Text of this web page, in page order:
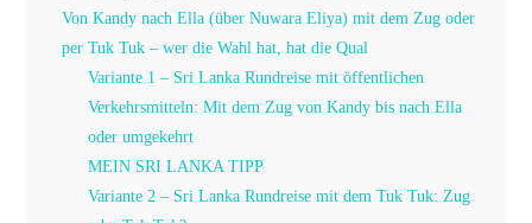
Von Kandy nach Ella (über Nuwara Eliya) mit dem Zug oder
per Tuk Tuk – wer die Wahl hat, hat die Qual
Variante 1 – Sri Lanka Rundreise mit öffentlichen
Verkehrsmitteln: Mit dem Zug von Kandy bis nach Ella
oder umgekehrt
MEIN SRI LANKA TIPP
Variante 2 – Sri Lanka Rundreise mit dem Tuk Tuk: Zug